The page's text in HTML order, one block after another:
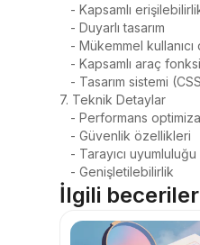
7. Teknik Detaylar
   - Genişletilebilirlik
İlgili beceriler